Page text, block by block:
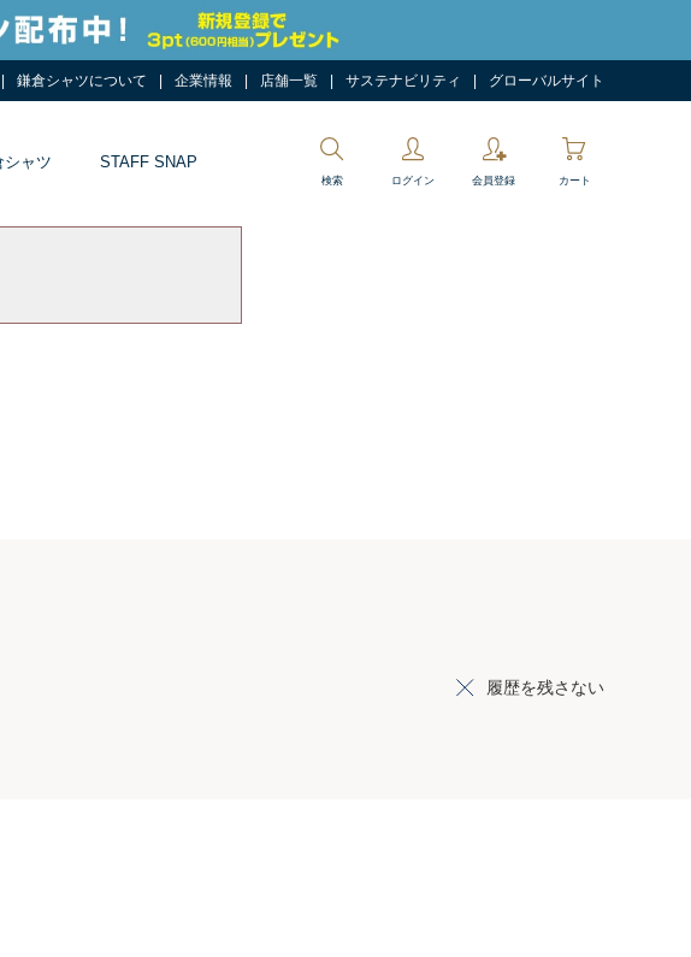
鎌倉シャツについて 企業情報 店舗一覧 サステナビリティ グローバルサイト
シャツ STAFF SNAP
検索 ログイン 会員登録 カート
履歴を残さない